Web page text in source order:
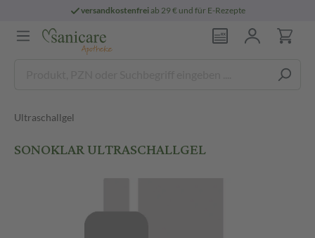
versandkostenfreiab 29 € und für E-Rezepte
Ultraschallgel
SONOKLAR ULTRASCHALLGEL